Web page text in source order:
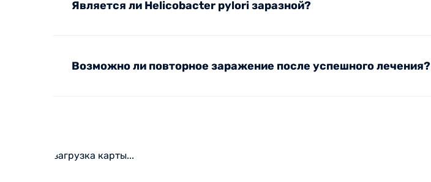
Является ли Helicobacter pylori заразной?
Возможно ли повторное заражение после успешного лечения?
загрузка карты...